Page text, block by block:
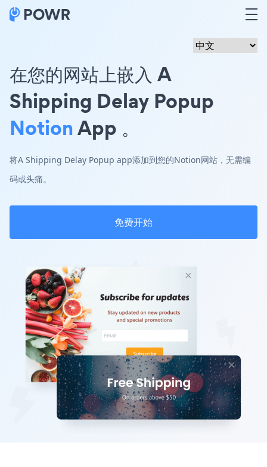
在您的网站上嵌入 A
Shipping Delay Popup
NotionApp 。
将A Shipping Delay Popup app添加到您的Notion网站，无需编
码或头痛。
免费开始